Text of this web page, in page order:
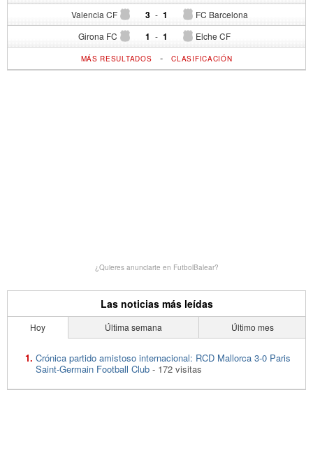
Valencia CF 3 - FC Barcelona
1
Girona FC 1 - Elche CF
1
MÁS RESULTADOS -CLASIFICACIÓN
¿Quieres anunciarte en FutbolBalear?
Las noticias más leídas
Hoy Última semana Último mes
Crónica partido amistoso internacional: RCD Mallorca 3-0 Paris
Saint-Germain Football Club - 172 visitas